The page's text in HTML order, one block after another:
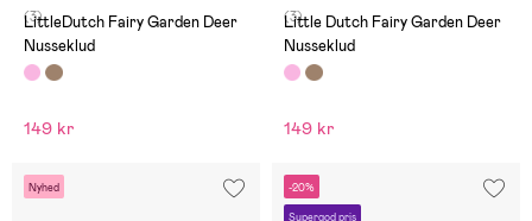
(3)
LittleDutch Fairy Garden Deer
Nusseklud
149 kr
(3)
Little Dutch Fairy Garden Deer
Nusseklud
149 kr
Nyhed -20%
Supergod pris